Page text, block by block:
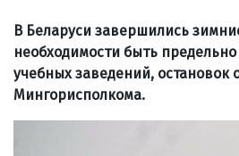
В Беларуси завершились
необходимости быть
учебных заведений, остановок
Мингорисполкома.